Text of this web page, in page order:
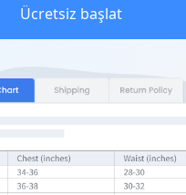
Ücretsiz başlat